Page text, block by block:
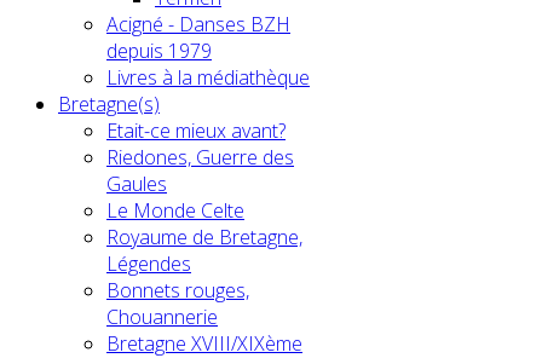
Acigné - Danses BZH
depuis 1979
Livres à la médiathèque
Bretagne(s)
Etait-ce mieux avant?
Riedones, Guerre des
Gaules
Le Monde Celte
Royaume de Bretagne,
Légendes
Bonnets rouges,
Chouannerie
Bretagne XVIII/XIXème